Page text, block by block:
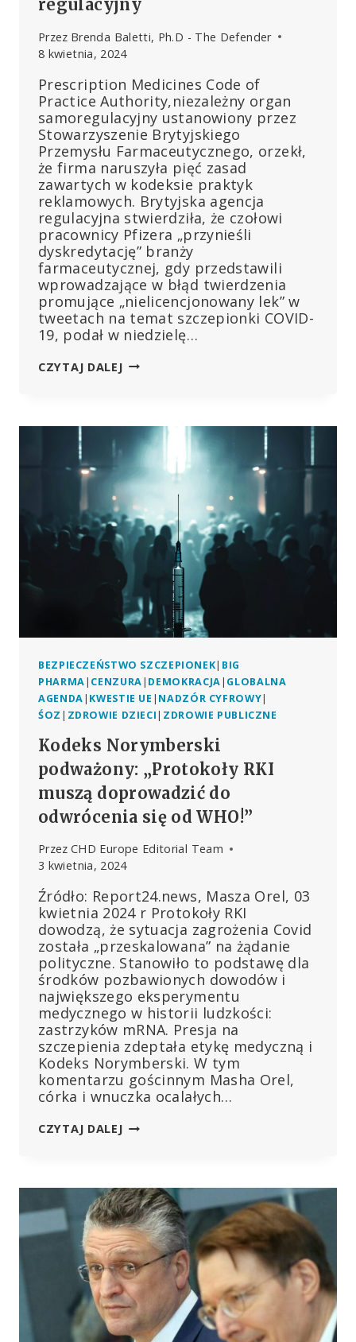
regulacyjny
Przez Brenda Baletti, Ph.D - The Defender
8 kwietnia, 2024
Prescription Medicines Code of
Practice Authority,niezależny organ
samoregulacyjny ustanowiony przez
Stowarzyszenie Brytyjskiego
Przemysłu Farmaceutycznego, orzekł,
że firma naruszyła pięć zasad
zawartych w kodeksie praktyk
reklamowych. Brytyjska agencja
regulacyjna stwierdziła, że czołowi
pracownicy Pfizera „przynieśli
dyskredytację” branży
farmaceutycznej, gdy przedstawili
wprowadzające w błąd twierdzenia
promujące „nielicencjonowany lek” w
tweetach na temat szczepionki COVID-
19, podał w niedzielę…
CZYTAJ DALEJWPROWADZAJĄCE
FIRMY
PFIZER
TEMAT
SZCZEPIONKI
PRZECIWKO
COVID
„ZDYSKREDYTOWAŁY”
DUŻĄ
FIRMĘ
FARMACEUTYCZNĄ,
STWIERDZA
BRYTYJSKI
REGULACYJNY
BEZPIECZEŃSTWO SZCZEPIONEK| BIG
PHARMA| CENZURA| DEMOKRACJA| GLOBALNA
AGENDA| KWESTIE UE | NADZÓR CYFROWY|
ŚOZ | ZDROWIE DZIECI| ZDROWIE PUBLICZNE
Kodeks Norymberski
podważony: „Protokoły RKI
muszą doprowadzić do
odwrócenia się od WHO!”
Przez CHD Europe Editorial Team
3 kwietnia, 2024
Źródło: Report24.news, Masza Orel, 03
kwietnia 2024 r Protokoły RKI
dowodzą, że sytuacja zagrożenia Covid
została „przeskalowana” na żądanie
polityczne. Stanowiło to podstawę dla
środków pozbawionych dowodów i
największego eksperymentu
medycznego w historii ludzkości:
zastrzyków mRNA. Presja na
szczepienia zdeptała etykę medyczną i
Kodeks Norymberski. W tym
komentarzu gościnnym Masha Orel,
córka i wnuczka ocalałych…
CZYTAJ DALEJKODEKS
RKI
MUSZĄ
DOPROWADZIĆ
DO
ODWRÓCENIA
SIĘ
OD
WHO!”